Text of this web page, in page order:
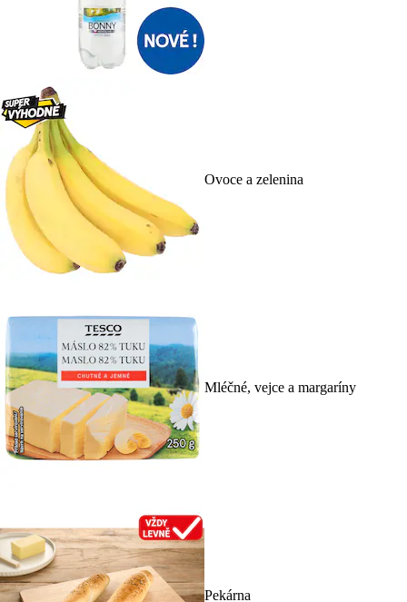
Ovoce a zelenina
Mléčné, vejce a margaríny
Pekárna